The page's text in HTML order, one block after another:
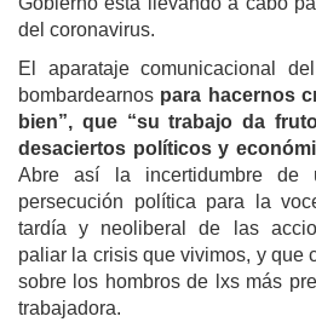
del coronavirus.
El aparataje comunicacional
bombardearnos para hacernos
bien”, que “su trabajo da
desaciertos políticos y
Abre así la incertidumbre de
persecución política para la
tardía y neoliberal de las
paliar la crisis que vivimos, y que
sobre los hombros de lxs más
trabajadora.